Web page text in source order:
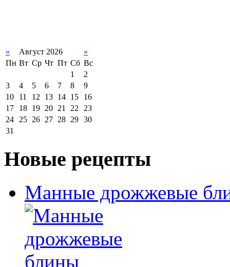
« Август 2026
»
Пн Вт Ср Чт Пт Сб Вс
1
2
3
4 5 6 7 8
9
10
11 12 13 14 15
16
17
18 19 20 21 22 23
24 25 26 27 28 29 30
31
Новые рецепты
Манные дрожжевые